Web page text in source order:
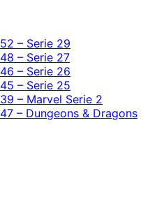
– Serie 29
– Serie 27
– Serie 26
– Serie 25
– Marvel Serie 2
– Dungeons & Dragons